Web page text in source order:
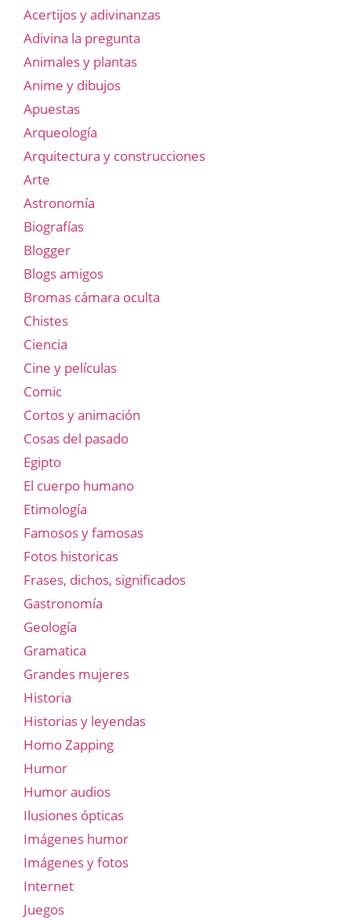
Acertijos y adivinanzas
Adivina la pregunta
Animales y plantas
Anime y dibujos
Apuestas
Arqueología
Arquitectura y construcciones
Arte
Astronomía
Biografías
Blogger
Blogs amigos
Bromas cámara oculta
Chistes
Ciencia
Cine y películas
Comic
Cortos y animación
Cosas del pasado
Egipto
El cuerpo humano
Etimología
Famosos y famosas
Fotos historicas
Frases, dichos, significados
Gastronomía
Geología
Gramatica
Grandes mujeres
Historia
Historias y leyendas
Homo Zapping
Humor
Humor audios
Ilusiones ópticas
Imágenes humor
Imágenes y fotos
Internet
Juegos